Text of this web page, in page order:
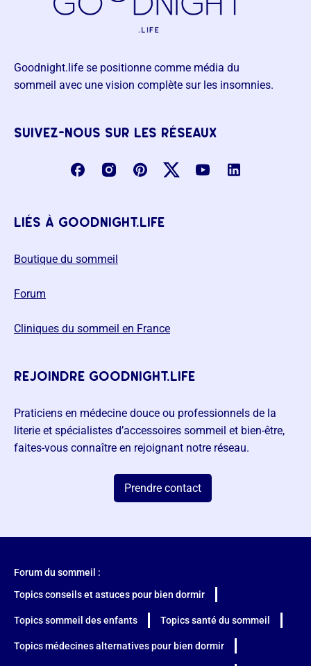
Goodnight.life se positionne comme média du
sommeil avec une vision complète sur les insomnies.
suivez-nous sur les réseaux
liés à goodnight.life
Boutique du sommeil
Forum
Cliniques du sommeil en France
rejoindre goodnight.life
Praticiens en médecine douce ou professionnels de la
literie et spécialistes d’accessoires sommeil et bien-être,
faites-vous connaître en rejoignant notre réseau.
Prendre contact
Forum du sommeil :
Topics conseils et astuces pour bien dormir
Topics sommeil des enfants Topics santé du sommeil
Topics médecines alternatives pour bien dormir